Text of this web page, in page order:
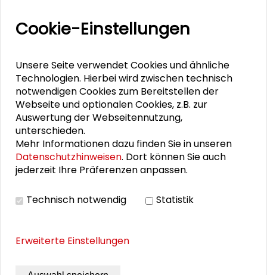
Sie war Teilnehmerin des Theorie-Praxis-
und Sicherheit im Netz“, der im Rahmen des
Kongresses der Deutschen Vereinigung für
Politische Wissenschaft (DVPW) im
September 2015 in Kooperation mit der
Schader-Stiftung an der Universität
Duisburg-Essen stattfand.
Personen im Kontext
Sabine Leutheusser-Schnarrenberger
Cookie-Einstellungen
Unsere Seite verwendet Cookies und ähnliche
Technologien. Hierbei wird zwischen technisch
notwendigen Cookies zum Bereitstellen der
Webseite und optionalen Cookies, z.B. zur
Auswertung der Webseitennutzung,
unterschieden.
Mehr Informationen dazu finden Sie in unseren
Datenschutzhinweisen. Dort können Sie auch
jederzeit Ihre Präferenzen anpassen.
Technisch notwendig Statistik
Erweiterte Einstellungen